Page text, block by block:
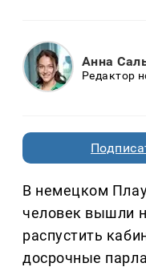
Анна
Редактор
В немецком
человек вышли
распустить
досрочные